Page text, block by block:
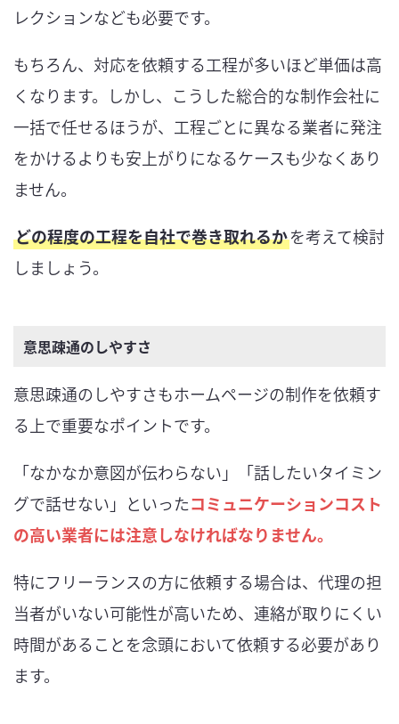
レクションなども必要です。
もちろん、対応を依頼する工程が多いほど単価は高
くなります。しかし、こうした総合的な制作会社に
一括で任せるほうが、工程ごとに異なる業者に発注
をかけるよりも安上がりになるケースも少なくあり
ません。
どの程度の工程を自社で巻き取れるかを考えて検討
しましょう。
意思疎通のしやすさ
意思疎通のしやすさもホームページの制作を依頼す
る上で重要なポイントです。
「なかなか意図が伝わらない」「話したいタイミン
グで話せない」といったコミュニケーションコスト
の高い業者には注意しなければなりません。
特にフリーランスの方に依頼する場合は、代理の担
当者がいない可能性が高いため、連絡が取りにくい
時間があることを念頭において依頼する必要があり
ます。